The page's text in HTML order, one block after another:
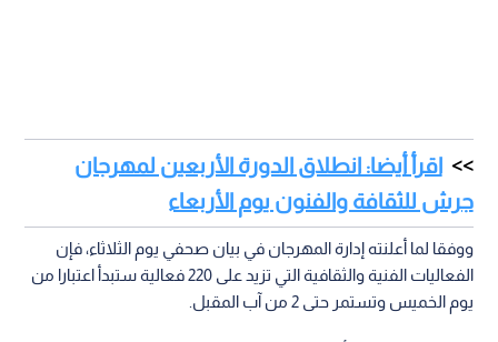
اقرأ أيضا: انطلاق الدورة الأربعين لمهرجان
جرش للثقافة والفنون يوم الأربعاء
ووفقا لما أعلنته إدارة المهرجان في بيان صحفي يوم الثلاثاء، فإن
الفعاليات الفنية والثقافية التي تزيد على 220 فعالية ستبدأ اعتبارا من
يوم الخميس وتستمر حتى 2 من آب المقبل.